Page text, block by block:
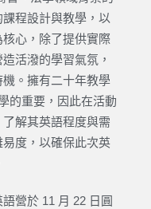
程設計與教學，以
核心，除了提供實際
活潑的學習氣氛，
。擁有二十年教學
的重要，因此在活動
解其英語程度與需
度，以確保此次英
營於 11 月 22 日圓